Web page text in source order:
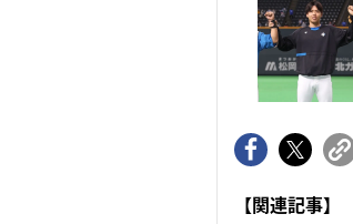
【関連記事】